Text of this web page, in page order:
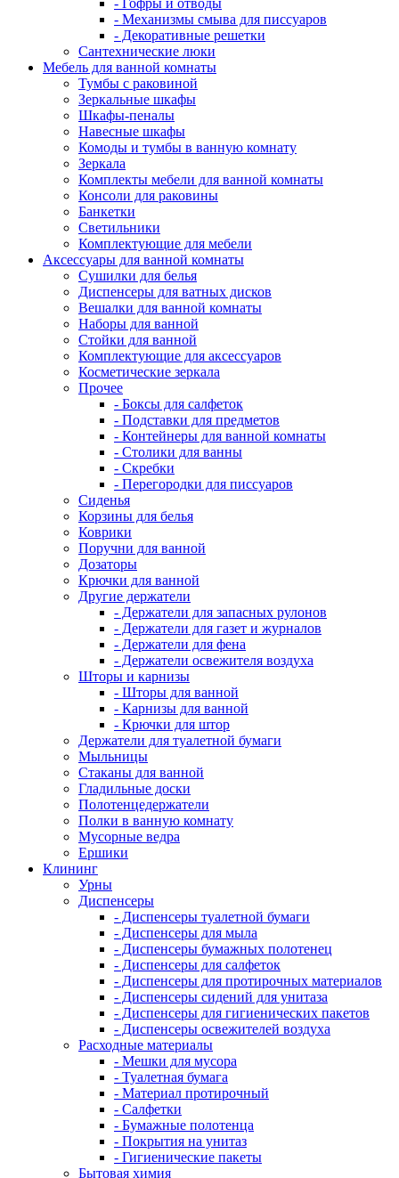
- Гофры и отводы
- Механизмы смыва для писсуаров
- Декоративные решетки
Сантехнические люки
Мебель для ванной комнаты
Тумбы с раковиной
Зеркальные шкафы
Шкафы-пеналы
Навесные шкафы
Комоды и тумбы в ванную комнату
Зеркала
Комплекты мебели для ванной комнаты
Консоли для раковины
Банкетки
Светильники
Комплектующие для мебели
Аксессуары для ванной комнаты
Сушилки для белья
Диспенсеры для ватных дисков
Вешалки для ванной комнаты
Наборы для ванной
Стойки для ванной
Комплектующие для аксессуаров
Косметические зеркала
Прочее
- Боксы для салфеток
- Подставки для предметов
- Контейнеры для ванной комнаты
- Столики для ванны
- Скребки
- Перегородки для писсуаров
Сиденья
Корзины для белья
Коврики
Поручни для ванной
Дозаторы
Крючки для ванной
Другие держатели
- Держатели для запасных рулонов
- Держатели для газет и журналов
- Держатели для фена
- Держатели освежителя воздуха
Шторы и карнизы
- Шторы для ванной
- Карнизы для ванной
- Крючки для штор
Держатели для туалетной бумаги
Мыльницы
Стаканы для ванной
Гладильные доски
Полотенцедержатели
Полки в ванную комнату
Мусорные ведра
Ершики
Клининг
Урны
Диспенсеры
- Диспенсеры туалетной бумаги
- Диспенсеры для мыла
- Диспенсеры бумажных полотенец
- Диспенсеры для салфеток
- Диспенсеры для протирочных материалов
- Диспенсеры сидений для унитаза
- Диспенсеры для гигиенических пакетов
- Диспенсеры освежителей воздуха
Расходные материалы
- Мешки для мусора
- Туалетная бумага
- Материал протирочный
- Салфетки
- Бумажные полотенца
- Покрытия на унитаз
- Гигиенические пакеты
Бытовая химия